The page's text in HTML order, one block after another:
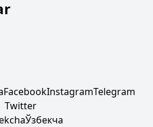
FacebookInstagramTelegram
Twitter
Ўзбекча